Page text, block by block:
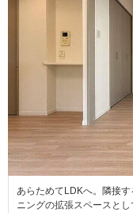
あらためてLDKへ。隣接
ニングの拡張スペースとし